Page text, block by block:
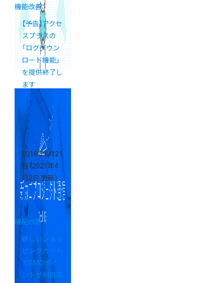
機能改善
【予告】アクセ
スプラスの
「ログダウン
ロード機能」
を提供終了し
ます
2018年6月21
日 （2021年4
月2日 更新）
機能改善
新しいショッ
ピングカート
でGMOポイ
ントが利用可